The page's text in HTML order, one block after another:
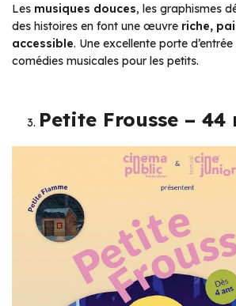
Les musiques douces, les graphismes
des histoires en font une œuvre riche,
accessible. Une excellente porte
comédies musicales pour les petits.
Petite Frousse – 44